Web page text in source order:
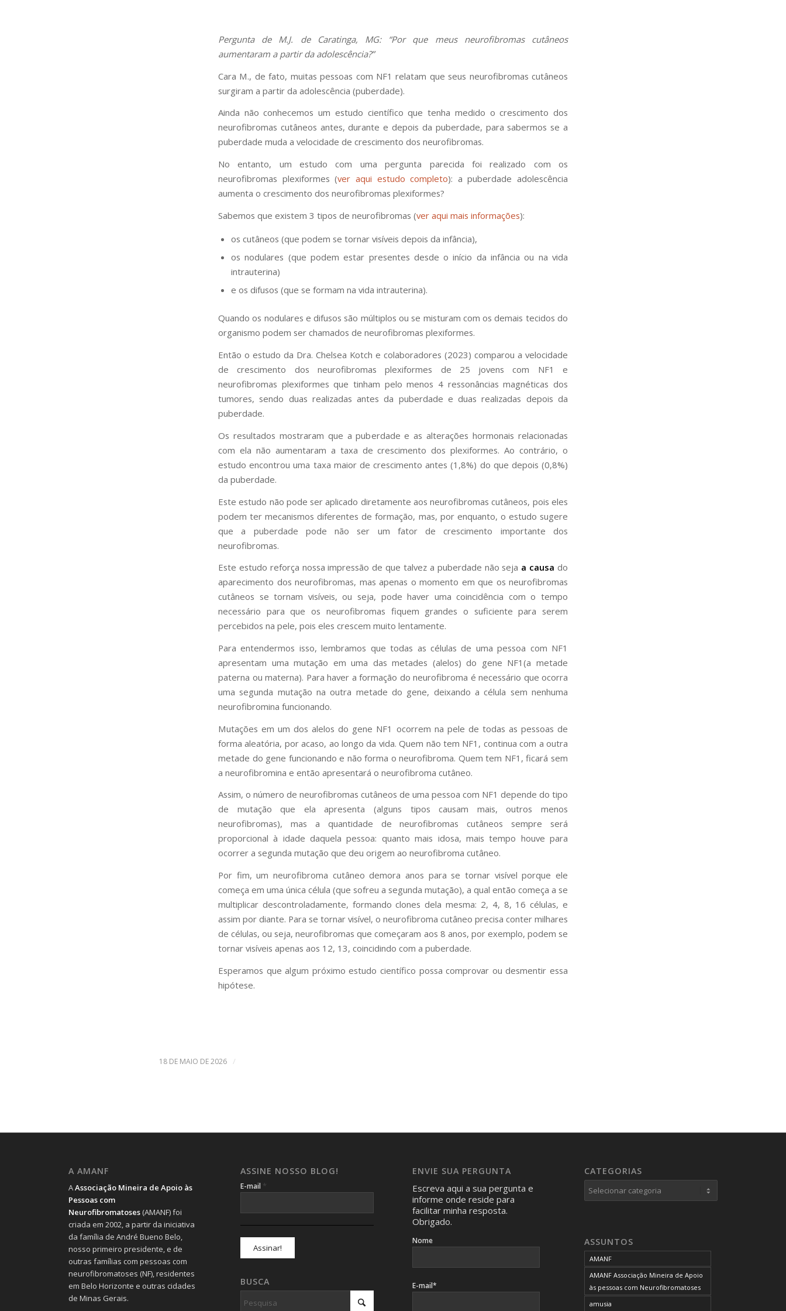
Pergunta de M.J. de Caratinga, MG: “Por que meus neurofibromas cutâneos
aumentaram a partir da adolescência?”
Cara M., de fato, muitas pessoas com NF1 relatam que seus neurofibromas cutâneos
surgiram a partir da adolescência (puberdade).
Ainda não conhecemos um estudo científico que tenha medido o crescimento dos
neurofibromas cutâneos antes, durante e depois da puberdade, para sabermos se a
puberdade muda a velocidade de crescimento dos neurofibromas.
No entanto, um estudo com uma pergunta parecida foi realizado com os
neurofibromas plexiformes (ver aqui estudo completo): a puberdade adolescência
aumenta o crescimento dos neurofibromas plexiformes?
Sabemos que existem 3 tipos de neurofibromas (ver aqui mais informações):
os cutâneos (que podem se tornar visíveis depois da infância),
os nodulares (que podem estar presentes desde o início da infância ou na vida
intrauterina)
e os difusos (que se formam na vida intrauterina).
Quando os nodulares e difusos são múltiplos ou se misturam com os demais tecidos do
organismo podem ser chamados de neurofibromas plexiformes.
Então o estudo da Dra. Chelsea Kotch e colaboradores (2023) comparou a velocidade
de crescimento dos neurofibromas plexiformes de 25 jovens com NF1 e
neurofibromas plexiformes que tinham pelo menos 4 ressonâncias magnéticas dos
tumores, sendo duas realizadas antes da puberdade e duas realizadas depois da
puberdade.
Os resultados mostraram que a puberdade e as alterações hormonais relacionadas
com ela não aumentaram a taxa de crescimento dos plexiformes. Ao contrário, o
estudo encontrou uma taxa maior de crescimento antes (1,8%) do que depois (0,8%)
da puberdade.
Este estudo não pode ser aplicado diretamente aos neurofibromas cutâneos, pois eles
podem ter mecanismos diferentes de formação, mas, por enquanto, o estudo sugere
que a puberdade pode não ser um fator de crescimento importante dos
neurofibromas.
Este estudo reforça nossa impressão de que talvez a puberdade não seja a causa do
aparecimento dos neurofibromas, mas apenas o momento em que os neurofibromas
cutâneos se tornam visíveis, ou seja, pode haver uma coincidência com o tempo
necessário para que os neurofibromas fiquem grandes o suficiente para serem
percebidos na pele, pois eles crescem muito lentamente.
Para entendermos isso, lembramos que todas as células de uma pessoa com NF1
apresentam uma mutação em uma das metades (alelos) do gene NF1(a metade
paterna ou materna). Para haver a formação do neurofibroma é necessário que ocorra
uma segunda mutação na outra metade do gene, deixando a célula sem nenhuma
neurofibromina funcionando.
Mutações em um dos alelos do gene NF1 ocorrem na pele de todas as pessoas de
forma aleatória, por acaso, ao longo da vida. Quem não tem NF1, continua com a outra
metade do gene funcionando e não forma o neurofibroma. Quem tem NF1, ficará sem
a neurofibromina e então apresentará o neurofibroma cutâneo.
Assim, o número de neurofibromas cutâneos de uma pessoa com NF1 depende do tipo
de mutação que ela apresenta (alguns tipos causam mais, outros menos
neurofibromas), mas a quantidade de neurofibromas cutâneos sempre será
proporcional à idade daquela pessoa: quanto mais idosa, mais tempo houve para
ocorrer a segunda mutação que deu origem ao neurofibroma cutâneo.
Por fim, um neurofibroma cutâneo demora anos para se tornar visível porque ele
começa em uma única célula (que sofreu a segunda mutação), a qual então começa a se
multiplicar descontroladamente, formando clones dela mesma: 2, 4, 8, 16 células, e
assim por diante. Para se tornar visível, o neurofibroma cutâneo precisa conter milhares
de células, ou seja, neurofibromas que começaram aos 8 anos, por exemplo, podem se
tornar visíveis apenas aos 12, 13, coincidindo com a puberdade.
Esperamos que algum próximo estudo científico possa comprovar ou desmentir essa
hipótese.
18 DE MAIO DE 2026 /
A AMANF
AAssociação Mineira de Apoio às
Pessoas com
Neurofibromatoses (AMANF) foi
criada em 2002, a partir da iniciativa
da família de André Bueno Belo,
nosso primeiro presidente, e de
outras famílias com pessoas com
neurofibromatoses (NF), residentes
em Belo Horizonte e outras cidades
de Minas Gerais.
ASSINE NOSSO BLOG!
E-mail *
BUSCA
ENVIE SUA PERGUNTA
Escreva aqui a sua pergunta e
informe onde reside para
facilitar minha resposta.
Obrigado.
Nome
E-mail*
CATEGORIAS
Categorias
ASSUNTOS
AMANF
AMANF Associação Mineira de Apoio
às pessoas com Neurofibromatoses
amusia